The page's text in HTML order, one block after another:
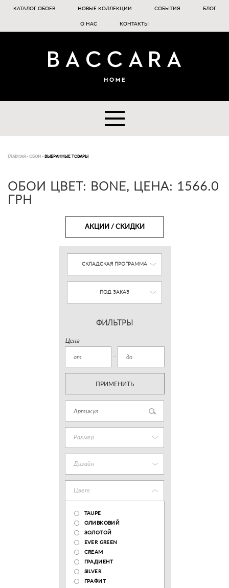
КАТАЛОГ ОБОЕВ НОВЫЕ КОЛЛЕКЦИИ СОБЫТИЯ БЛОГ
О НАС КОНТАКТЫ
ГЛАВНАЯ - ОБОИ - ВЫБРАННЫЕ ТОВАРЫ
ОБОИ ЦВЕТ: BONE, ЦЕНА: 1566.0
ГРН
АКЦИИ / СКИДКИ
СКЛАДСКАЯ ПРОГРАММА
ПОД ЗАКАЗ
ФИЛЬТРЫ
Цена
ПРИМЕНИТЬ
Размер
Дизайн
Цвет
TAUPE
ОЛИВКОВИЙ
ЗОЛОТОЙ
EVER GREEN
CREAM
ГРАДИЕНТ
SILVER
ГРАФИТ